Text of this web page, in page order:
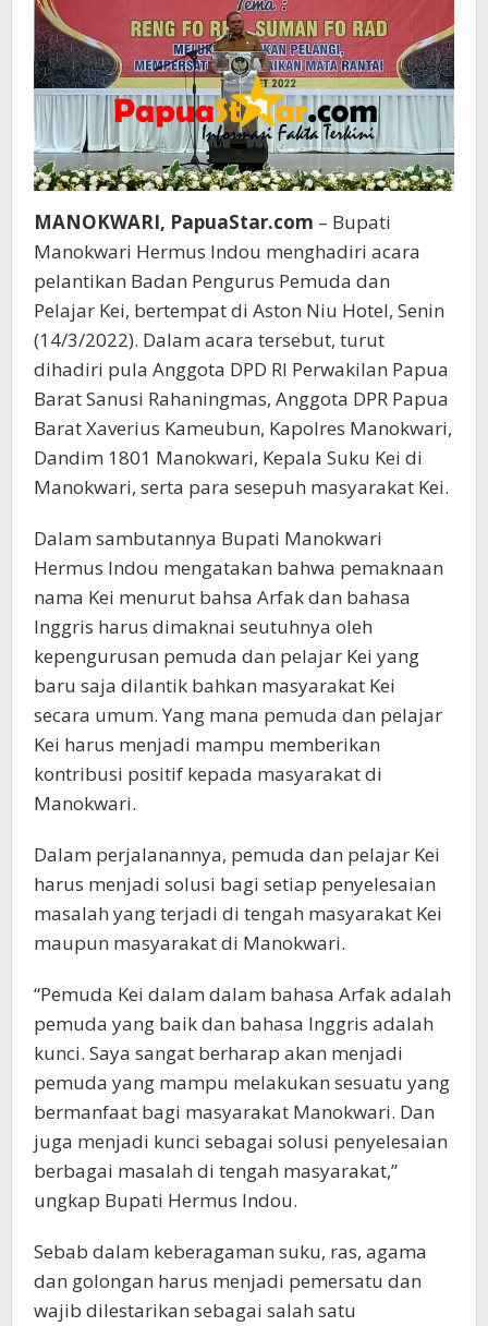
MANOKWARI, PapuaStar.com – Bupati
Manokwari Hermus Indou menghadiri acara
pelantikan Badan Pengurus Pemuda dan
Pelajar Kei, bertempat di Aston Niu Hotel, Senin
(14/3/2022). Dalam acara tersebut, turut
dihadiri pula Anggota DPD RI Perwakilan Papua
Barat Sanusi Rahaningmas, Anggota DPR Papua
Barat Xaverius Kameubun, Kapolres Manokwari,
Dandim 1801 Manokwari, Kepala Suku Kei di
Manokwari, serta para sesepuh masyarakat Kei.
Dalam sambutannya Bupati Manokwari
Hermus Indou mengatakan bahwa pemaknaan
nama Kei menurut bahsa Arfak dan bahasa
Inggris harus dimaknai seutuhnya oleh
kepengurusan pemuda dan pelajar Kei yang
baru saja dilantik bahkan masyarakat Kei
secara umum. Yang mana pemuda dan pelajar
Kei harus menjadi mampu memberikan
kontribusi positif kepada masyarakat di
Manokwari.
Dalam perjalanannya, pemuda dan pelajar Kei
harus menjadi solusi bagi setiap penyelesaian
masalah yang terjadi di tengah masyarakat Kei
maupun masyarakat di Manokwari.
“Pemuda Kei dalam dalam bahasa Arfak adalah
pemuda yang baik dan bahasa Inggris adalah
kunci. Saya sangat berharap akan menjadi
pemuda yang mampu melakukan sesuatu yang
bermanfaat bagi masyarakat Manokwari. Dan
juga menjadi kunci sebagai solusi penyelesaian
berbagai masalah di tengah masyarakat,”
ungkap Bupati Hermus Indou.
Sebab dalam keberagaman suku, ras, agama
dan golongan harus menjadi pemersatu dan
wajib dilestarikan sebagai salah satu